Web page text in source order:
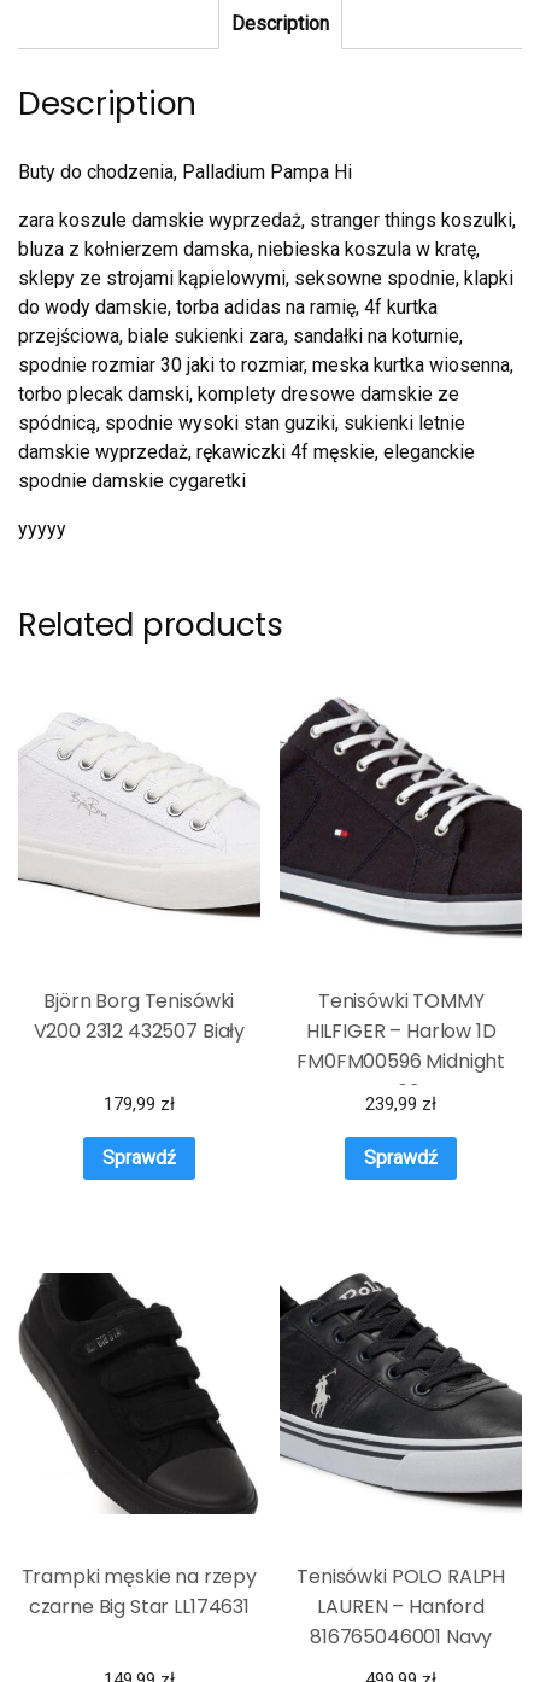
Description
Description
Buty do chodzenia, Palladium Pampa Hi
zara koszule damskie wyprzedaż, stranger things koszulki,
bluza z kołnierzem damska, niebieska koszula w kratę,
sklepy ze strojami kąpielowymi, seksowne spodnie, klapki
do wody damskie, torba adidas na ramię, 4f kurtka
przejściowa, biale sukienki zara, sandałki na koturnie,
spodnie rozmiar 30 jaki to rozmiar, meska kurtka wiosenna,
torbo plecak damski, komplety dresowe damskie ze
spódnicą, spodnie wysoki stan guziki, sukienki letnie
damskie wyprzedaż, rękawiczki 4f męskie, eleganckie
spodnie damskie cygaretki
yyyyy
Related products
Björn Borg Tenisówki
V200 2312 432507 Biały
179,99 zł
Sprawdź
Tenisówki TOMMY
HILFIGER – Harlow 1D
FM0FM00596 Midnight
403
239,99 zł
Sprawdź
Trampki męskie na rzepy
czarne Big Star LL174631
Tenisówki POLO RALPH
LAUREN – Hanford
816765046001 Navy